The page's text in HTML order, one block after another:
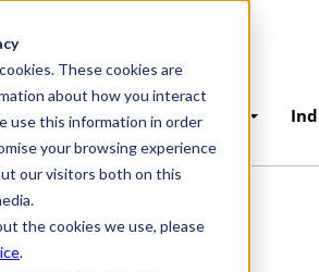
These cookies are
about how you interact
use this information in order
your browsing experience
our visitors both on this
the cookies we use, please
.
Plattform Løsninger